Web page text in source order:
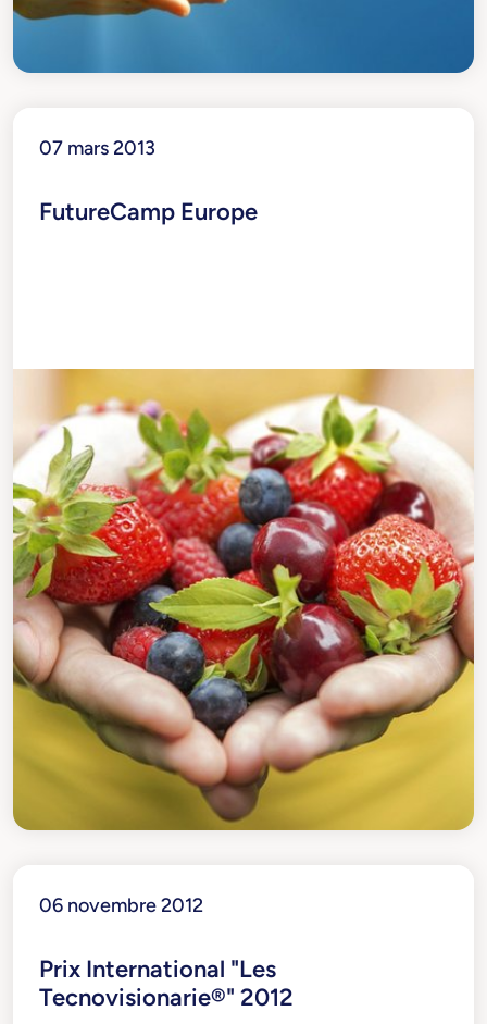
07 mars 2013
FutureCamp Europe
06 novembre 2012
Prix International "Les
Tecnovisionarie®" 2012